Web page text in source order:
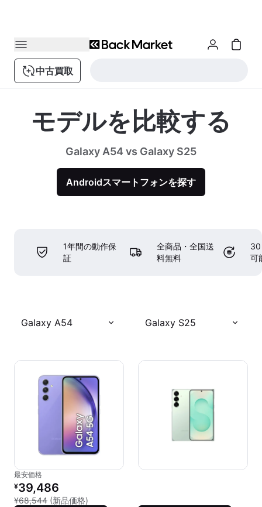
中古買取
モデルを比較する
Galaxy A54 vs Galaxy S25
Androidスマートフォンを探す
1年間の動作保
証
全商品・全国送
料無料
30
可
Galaxy A54 Galaxy S25
最安価格
リファービッシュ品の価格：
¥39,486
¥68,544 (新品価格)